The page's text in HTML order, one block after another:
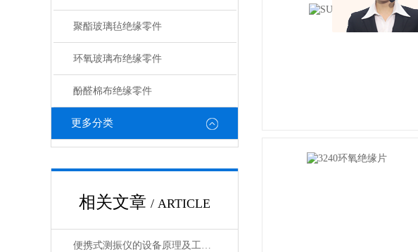
聚酯玻璃毡绝缘零件
环氧玻璃布绝缘零件
酚醛棉布绝缘零件
更多分类
相关文章 / ARTICLE
便携式测振仪的设备原理及工作性质